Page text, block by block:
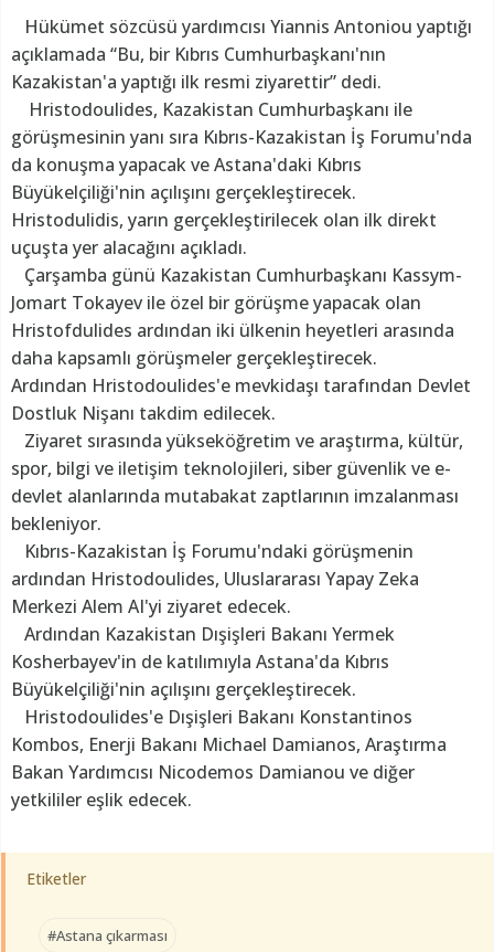
Hükümet sözcüsü yardımcısı Yiannis Antoniou yaptığı
açıklamada “Bu, bir Kıbrıs Cumhurbaşkanı'nın
Kazakistan'a yaptığı ilk resmi ziyarettir” dedi.
Hristodoulides, Kazakistan Cumhurbaşkanı ile
görüşmesinin yanı sıra Kıbrıs-Kazakistan İş Forumu'nda
da konuşma yapacak ve Astana'daki Kıbrıs
Büyükelçiliği'nin açılışını gerçekleştirecek.
Hristodulidis, yarın gerçekleştirilecek olan ilk direkt
uçuşta yer alacağını açıkladı.
Çarşamba günü Kazakistan Cumhurbaşkanı Kassym-
Jomart Tokayev ile özel bir görüşme yapacak olan
Hristofdulides ardından iki ülkenin heyetleri arasında
daha kapsamlı görüşmeler gerçekleştirecek.
Ardından Hristodoulides'e mevkidaşı tarafından Devlet
Dostluk Nişanı takdim edilecek.
Ziyaret sırasında yükseköğretim ve araştırma, kültür,
spor, bilgi ve iletişim teknolojileri, siber güvenlik ve e-
devlet alanlarında mutabakat zaptlarının imzalanması
bekleniyor.
Kıbrıs-Kazakistan İş Forumu'ndaki görüşmenin
ardından Hristodoulides, Uluslararası Yapay Zeka
Merkezi Alem AI'yi ziyaret edecek.
Ardından Kazakistan Dışişleri Bakanı Yermek
Kosherbayev'in de katılımıyla Astana'da Kıbrıs
Büyükelçiliği'nin açılışını gerçekleştirecek.
Hristodoulides'e Dışişleri Bakanı Konstantinos
Kombos, Enerji Bakanı Michael Damianos, Araştırma
Bakan Yardımcısı Nicodemos Damianou ve diğer
yetkililer eşlik edecek.
Etiketler
#Astana çıkarması